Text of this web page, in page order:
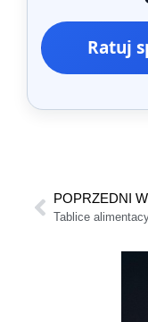
Ratuj
POPRZEDNI